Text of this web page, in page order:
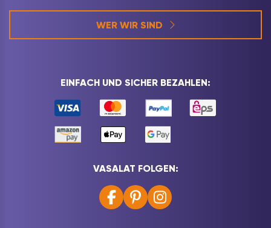
WER WIR SIND
EINFACH UND SICHER BEZAHLEN:
VASALAT FOLGEN: